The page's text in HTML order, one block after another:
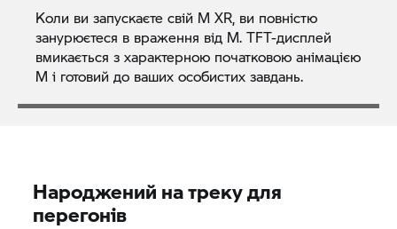
Коли ви запускаєте свій M XR, ви повністю
занурюєтеся в враження від M. TFT-дисплей
вмикається з характерною початковою анімацією
M і готовий до ваших особистих завдань.
Народжений на треку для
перегонів